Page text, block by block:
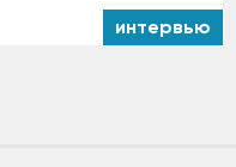
интервью